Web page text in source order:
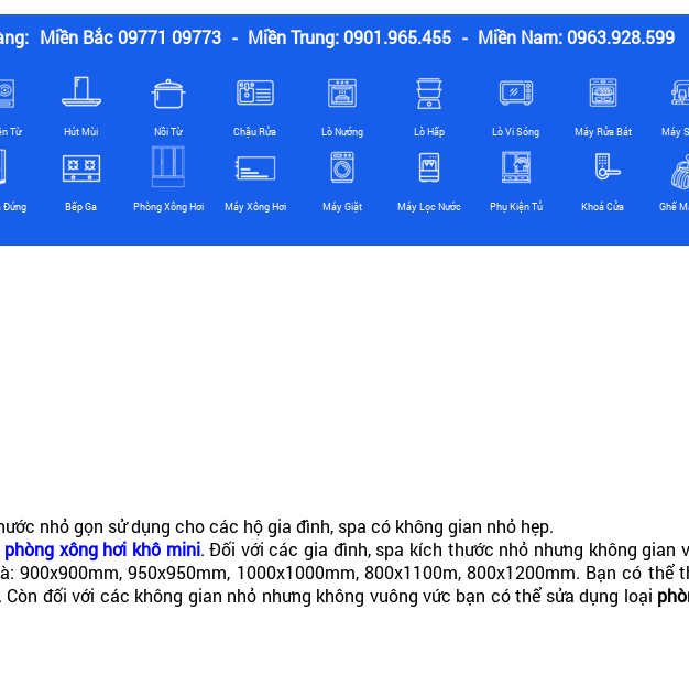
Miền Bắc 09771 09773 - Miền Trung: 0901.965.455 - Miền Nam: 0963.928.599
Từ Hút Mùi Nồi Từ Chậu Rửa Lò Nướng Lò Hấp Lò Vi Sóng Máy Rửa Bát Máy
Đứng Bếp Ga Phòng Xông Hơi Máy Xông Hơi Máy Giặt Máy Lọc Nước Phụ Kiện Tủ Khoá Cửa Ghế
nhỏ gọn sử dụng cho các hộ gia đình, spa có không gian nhỏ hẹp.
phòng xông hơi khô mini. Đối với các gia đình, spa kích thước nhỏ nhưng không gian
950x950mm, 1000x1000mm, 800x1100m, 800x1200mm. Bạn có thể
Còn đối với các không gian nhỏ nhưng không vuông vức bạn có thể sửa dụng loại